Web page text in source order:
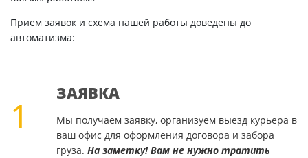
Прием заявок и схема нашей работы доведены до
автоматизма:
1
ЗАЯВКА
Мы получаем заявку, организуем выезд курьера в
ваш офис для оформления договора и забора
груза. На заметку! Вам не нужно тратить